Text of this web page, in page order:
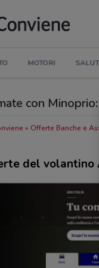
MOTORI
con
Offerte Banche e
del volantino